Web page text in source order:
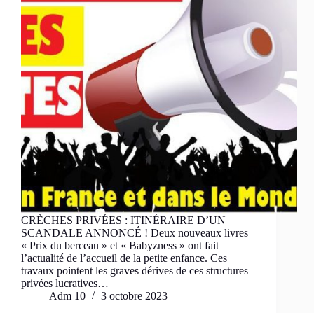
CRÈCHES PRIVÉES : ITINÉRAIRE D’UN
SCANDALE ANNONCÉ ! Deux nouveaux livres
« Prix du berceau » et « Babyzness » ont fait
l’actualité de l’accueil de la petite enfance. Ces
travaux pointent les graves dérives de ces structures
privées lucratives…
Adm 10
3 octobre 2023